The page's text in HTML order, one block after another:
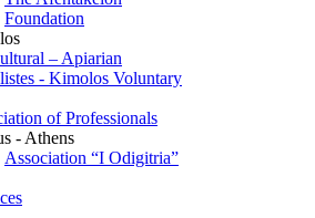
Foundation
– Apiarian
- Kimolos Voluntary
of Professionals
- Athens
Association “I Odigitria”